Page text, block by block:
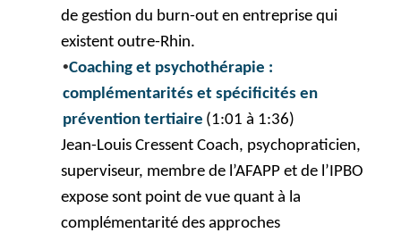
de gestion du burn-out en entreprise qui
existent outre-Rhin.
•Coaching et psychothérapie :
complémentarités et spécificités en
prévention tertiaire (1:01 à 1:36)
Jean-Louis Cressent Coach, psychopraticien,
superviseur, membre de l’AFAPP et de l’IPBO
expose sont point de vue quant à la
complémentarité des approches